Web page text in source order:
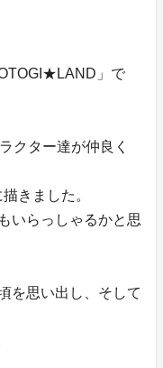
」で
クター達が仲良く
きました。
いらっしゃるかと思
を思い出し、そして